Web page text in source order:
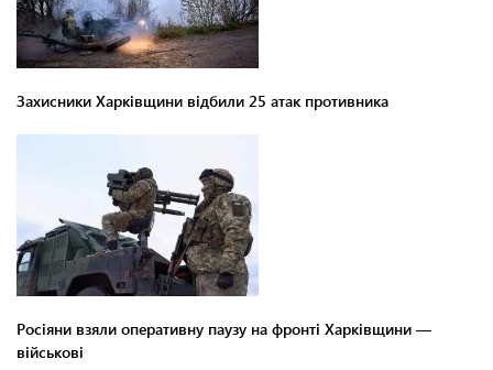
Захисники Харківщини відбили 25 атак противника
Росіяни взяли оперативну паузу на фронті Харківщини —
військові